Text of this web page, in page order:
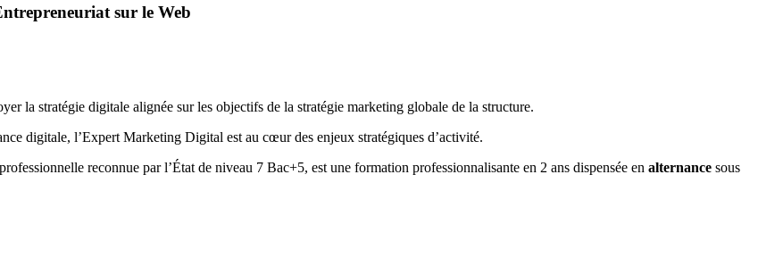
sur le Web
la stratégie digitale alignée sur les objectifs de la stratégie marketing globale de la structure.
digitale, l’Expert Marketing Digital est au cœur des enjeux stratégiques d’activité.
reconnue par l’État de niveau 7 Bac+5, est une formation professionnalisante en 2 ans dispensée en alternance sous